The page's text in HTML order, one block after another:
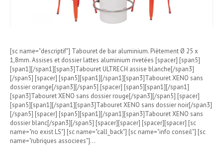
[sc name="descriptif"] Tabouret de bar aluminium. Piètement Ø 25 x
1,8mm. Assises et dossier lattes aluminium rivetées [spacer] [span5]
[span1][/span1][span3]Tabouret ULTRECH assise blanche[/span3]
[/span5] [spacer] [span5][span1][/span1][span3]Tabouret XENO sans
dossier orange[/span3][/span5] [spacer] [span5][span1][/span1]
[span3]Tabouret XENO sans dossier rouge[/span3][/span5] [spacer]
[span5][span1][/span1][span3]Tabouret XENO sans dossier noir[/span3]
[/span5] [spacer] [span5][span1][/span1][span3]Tabouret XENO sans
dossier blanc[/span3][/span5] [spacer][spacer] [spacer][spacer] [sc
name="no exist LS"] [sc name="call_back"] [sc name="info conseil"] [sc
name="rubriques associees"]…